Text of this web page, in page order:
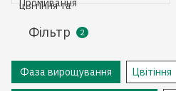
Фільтр 2
Фаза вирощування Цвітіння